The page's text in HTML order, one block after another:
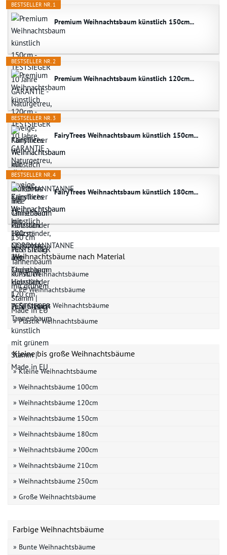
BESTSELLER NR. 1
Premium Weihnachtsbaum künstlich 150cm...
BESTSELLER NR. 2
Premium Weihnachtsbaum künstlich 120cm...
BESTSELLER NR. 3
FairyTrees Weihnachtsbaum künstlich 150cm...
BESTSELLER NR. 4
FairyTrees Weihnachtsbaum künstlich 180cm...
Weihnachtsbäume nach Material
» PVC Weihnachtsbäume
» PE Weihnachtsbäume
» Spritzguss Weihnachtsbäume
» Plastik Weihnachtsbäume
Kleine bis große Weihnachtsbäume
» Kleine Weihnachtsbäume
» Weihnachtsbäume 100cm
» Weihnachtsbäume 120cm
» Weihnachtsbäume 150cm
» Weihnachtsbäume 180cm
» Weihnachtsbäume 200cm
» Weihnachtsbäume 210cm
» Weihnachtsbäume 250cm
» Große Weihnachtsbäume
Farbige Weihnachtsbäume
» Bunte Weihnachtsbäume